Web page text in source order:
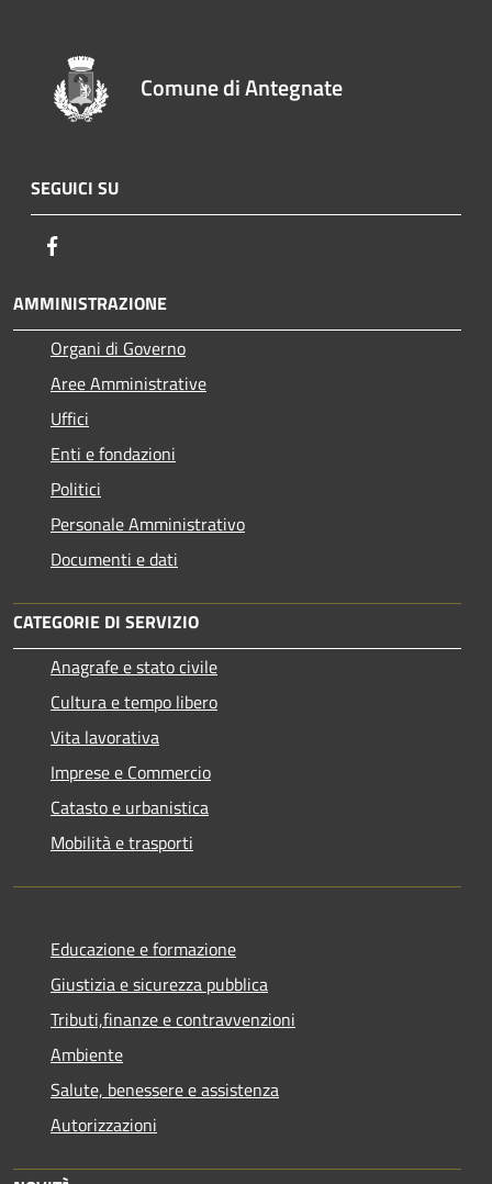
Comune di Antegnate
SEGUICI SU
AMMINISTRAZIONE
Organi di Governo
Aree Amministrative
Uffici
Enti e fondazioni
Politici
Personale Amministrativo
Documenti e dati
CATEGORIE DI SERVIZIO
Anagrafe e stato civile
Cultura e tempo libero
Vita lavorativa
Imprese e Commercio
Catasto e urbanistica
Mobilità e trasporti
Educazione e formazione
Giustizia e sicurezza pubblica
Tributi,finanze e contravvenzioni
Ambiente
Salute, benessere e assistenza
Autorizzazioni